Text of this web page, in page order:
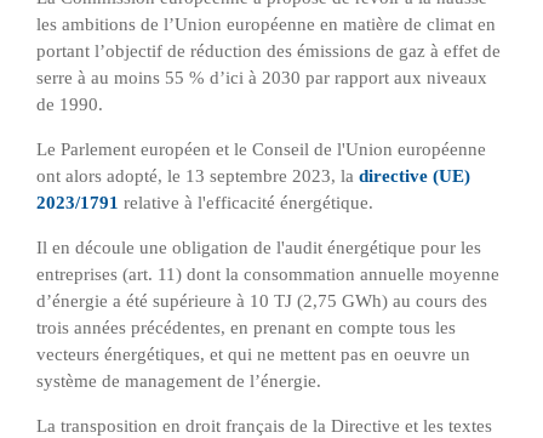
les ambitions de l’Union européenne en matière de climat en
portant l’objectif de réduction des émissions de gaz à effet de
serre à au moins 55 % d’ici à 2030 par rapport aux niveaux
de 1990.
Le Parlement européen et le Conseil de l'Union européenne
ont alors adopté, le 13 septembre 2023, la directive (UE)
2023/1791 relative à l'efficacité énergétique.
Il en découle une obligation de l'audit énergétique pour les
entreprises (art. 11) dont la consommation annuelle moyenne
d’énergie a été supérieure à 10 TJ (2,75 GWh) au cours des
trois années précédentes, en prenant en compte tous les
vecteurs énergétiques, et qui ne mettent pas en oeuvre un
système de management de l’énergie.
La transposition en droit français de la Directive et les textes